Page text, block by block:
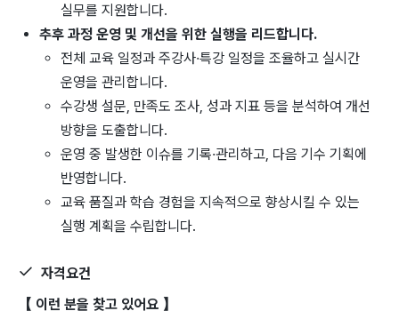
실무를 지원합니다.
추후 과정 운영 및 개선을 위한 실행을 리드합니다.
전체 교육 일정과 주강사·특강 일정을 조율하고 실시간
운영을 관리합니다.
수강생 설문, 만족도 조사, 성과 지표 등을 분석하여 개선
방향을 도출합니다.
운영 중 발생한 이슈를 기록·관리하고, 다음 기수 기획에
반영합니다.
교육 품질과 학습 경험을 지속적으로 향상시킬 수 있는
실행 계획을 수립합니다.
자격요건
【 이런 분을 찾고 있어요 】